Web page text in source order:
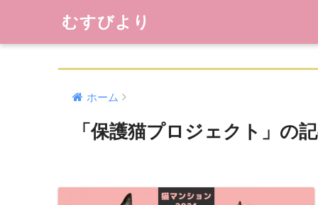
むすびより
ホーム
「保護猫プロジェクト」の